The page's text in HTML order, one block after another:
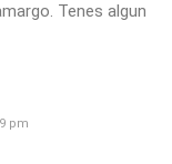
Tenes algun
pm